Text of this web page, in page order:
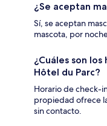
¿Se aceptan
Sí, se aceptan
mascota, por
¿Cuáles son
Hôtel du Parc?
Horario de check-
propiedad ofrece
sin contacto.